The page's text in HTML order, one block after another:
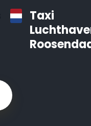
Taxi